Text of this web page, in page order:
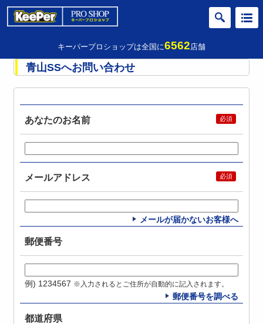
キーパープロショップは全国に6562店舗
青山SSへお問い合わせ
あなたのお名前
メールアドレス
メールが届かないお客様へ
郵便番号
例) 1234567 ※入力されるとご住所が自動的に記入されます。
郵便番号を調べる
都道府県